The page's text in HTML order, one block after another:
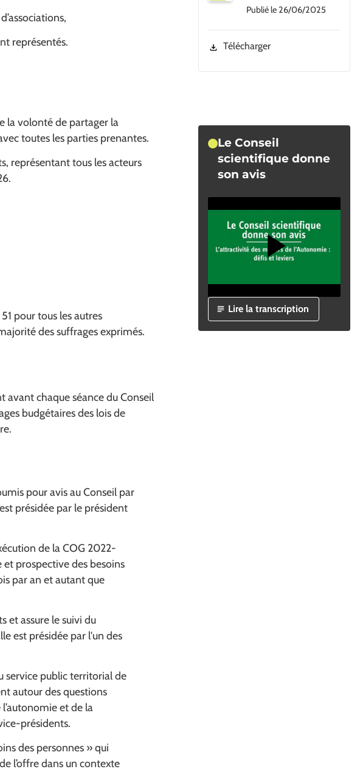
représentés.
la volonté de partager la
toutes les parties prenantes.
représentant tous les acteurs
pour tous les autres
des suffrages exprimés.
avant chaque séance du Conseil
budgétaires des lois de
pour avis au Conseil par
présidée par le président
de la COG 2022-
et prospective des besoins
par an et autant que
et assure le suivi du
est présidée par l'un des
service public territorial de
autour des questions
et de la
présidents.
des personnes » qui
l’offre dans un contexte
Publié le 26/06/2025
Télécharger
Le Conseil
scientifique donne
son avis
Lire la transcription